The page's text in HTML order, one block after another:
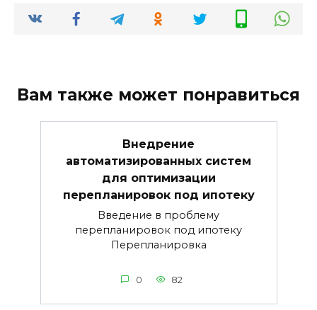
Вам также может понравиться
Внедрение
автоматизированных систем
для оптимизации
перепланировок под ипотеку
Введение в проблему
перепланировок под ипотеку
Перепланировка
0 82